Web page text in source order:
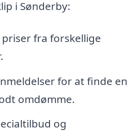
i Sønderby:
fra forskellige
for at finde en
omdømme.
og